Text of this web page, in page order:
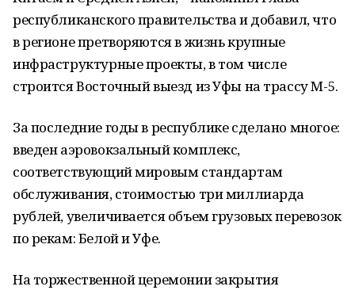
республиканского правительства и добавил, что
в регионе претворяются в жизнь крупные
инфраструктурные проекты, в том числе
строится Восточный выезд из Уфы на трассу М-5.
За последние годы в республике сделано многое:
введен аэровокзальный комплекс,
соответствующий мировым стандартам
обслуживания, стоимостью три миллиарда
рублей, увеличивается объем грузовых перевозок
по рекам: Белой и Уфе.
На торжественной церемонии закрытия